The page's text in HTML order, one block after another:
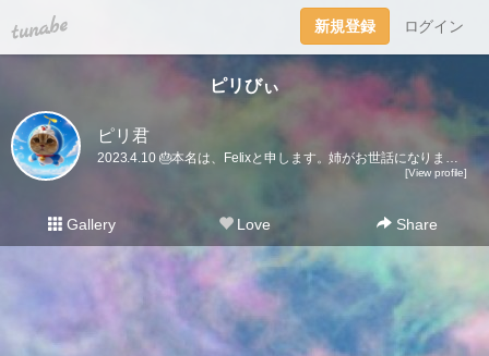
tuna.be 新規登録 ログイン
ピリびぃ
ピリ君
2023.4.10 🎂本名は、Felixと申します。姉がお世話になりました。姉も時々くるので、引き続きよろしくお願い致します。🤗
[View profile]
Gallery Love Share